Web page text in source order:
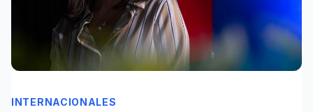
INTERNACIONALES